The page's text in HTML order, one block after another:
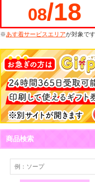
08/18
※あす着サービスエリアが対象です
商品検索